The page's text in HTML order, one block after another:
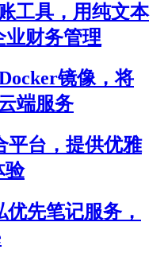
工具，用纯文本
业财务管理
镜像，将
端服务
平台，提供优雅
验
先笔记服务，